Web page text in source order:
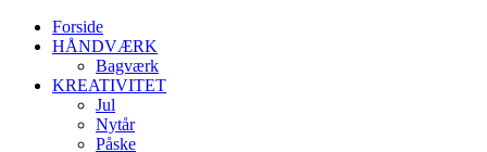
Forside
HÅNDVÆRK
Bagværk
KREATIVITET
Jul
Nytår
Påske